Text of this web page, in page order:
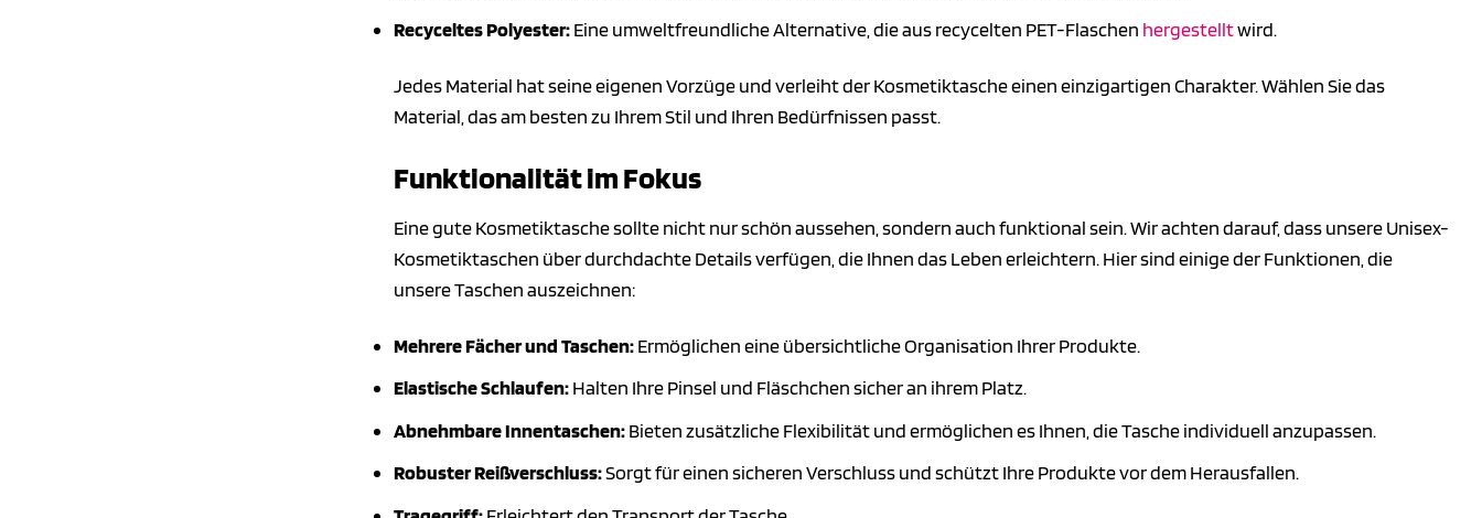
Recyceltes Polyester:Eine umweltfreundliche Alternative, die aus recycelten PET-Flaschen hergestelltwird.
Jedes Material hat seine eigenen Vorzüge und verleiht der Kosmetiktasche einen einzigartigen Charakter. Wählen Sie das
Material, das am besten zu Ihrem Stil und Ihren Bedürfnissen passt.
Funktionalität im Fokus
Eine gute Kosmetiktasche sollte nicht nur schön aussehen, sondern auch funktional sein. Wir achten darauf, dass unsere Unisex-
Kosmetiktaschen über durchdachte Details verfügen, die Ihnen das Leben erleichtern. Hier sind einige der Funktionen, die
unsere Taschen auszeichnen:
Mehrere Fächer und Taschen:Ermöglichen eine übersichtliche Organisation Ihrer Produkte.
Elastische Schlaufen:Halten Ihre Pinsel und Fläschchen sicher an ihrem Platz.
Abnehmbare Innentaschen:Bieten zusätzliche Flexibilität und ermöglichen es Ihnen, die Tasche individuell anzupassen.
Robuster Reißverschluss:Sorgt für einen sicheren Verschluss und schützt Ihre Produkte vor dem Herausfallen.